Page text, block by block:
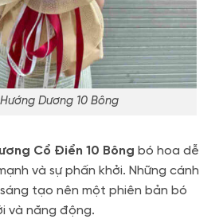
Dương 10 Bông
Cổ Điển 10 Bông bó hoa dễ
và sự phấn khởi. Những cánh
tạo nên một phiên bản bó
và năng động.